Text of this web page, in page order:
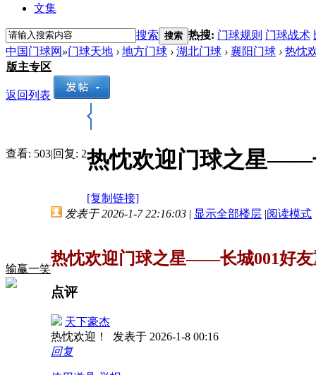
文集
搜索 搜索 热搜: 门球规则 门球战术
中国门球网 »门球天地 › 地方门球 › 湖北门球 › 襄阳门球 › 热忱
版主专区
返回列表
查看: 503|回复: 2热忱欢迎门球之星――
[复制链接]
输赢一笑
发表于 2026-1-7 22:16:03 | 显示全部楼层 |阅读模式
热忱欢迎门球之星――长城001好友
点评
天下豪杰
热忱欢迎！ 发表于 2026-1-8 00:16
回复